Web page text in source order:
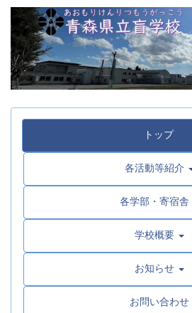
トップ
各活動等紹介
各学部・寄宿舎
学校概要
お知らせ
お問い合わせ